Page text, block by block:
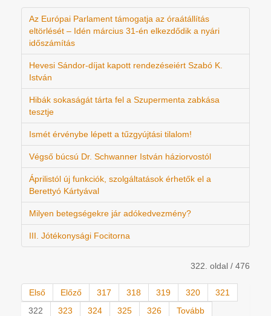
Az Európai Parlament támogatja az óraátállítás
eltörlését – Idén március 31-én elkezdődik a nyári
időszámítás
Hevesi Sándor-díjat kapott rendezéseiért Szabó K.
István
Hibák sokaságát tárta fel a Szupermenta zabkása
tesztje
Ismét érvénybe lépett a tűzgyújtási tilalom!
Végső búcsú Dr. Schwanner István háziorvostól
Áprilistól új funkciók, szolgáltatások érhetők el a
Berettyó Kártyával
Milyen betegségekre jár adókedvezmény?
III. Jótékonysági Focitorna
322. oldal / 476
Első Előző 317 318 319 320
321
322
323 324 325 326
Tovább